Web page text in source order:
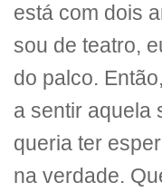
está com dois
sou de teatro,
do palco.
a sentir aquela
queria ter
na verdade.